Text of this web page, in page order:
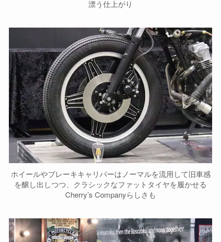
漂う仕上がり
ホイールやブレーキキャリパーはノーマルを流用して旧車感
を醸し出しつつ、クラシックなファットタイヤを履かせる
Cherry’s Companyらしさも